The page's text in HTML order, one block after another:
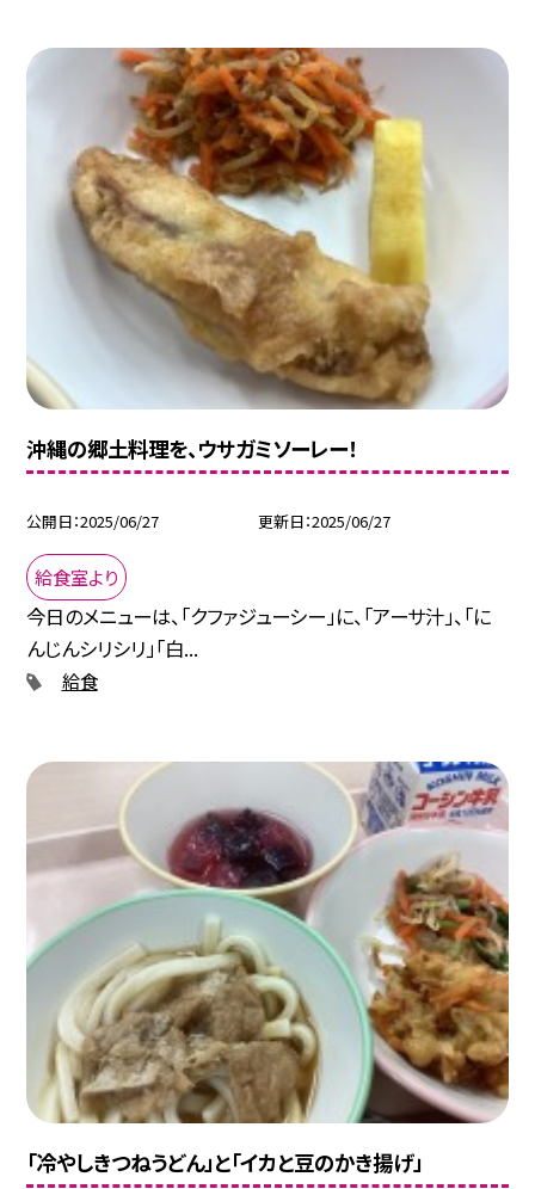
沖縄の郷土料理を、ウサガミソーレー！
公開日 2025/06/27 更新日 2025/06/27
給食室より
今日のメニューは、「クファジューシー」に、「アーサ汁」、「に
んじんシリシリ」「白...
給食
「冷やしきつねうどん」と「イカと豆のかき揚げ」